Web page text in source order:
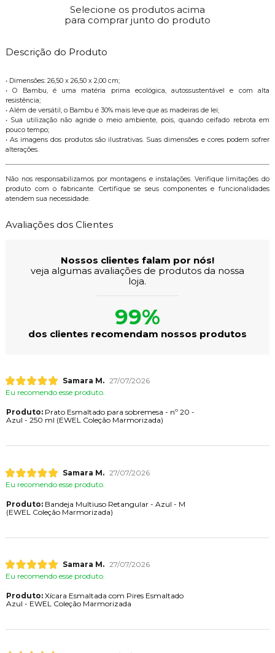
Selecione os produtos acima
para comprar junto do produto
Descrição do Produto
• Dimensões: 26,50 x 26,50 x 2,00 cm;
• O Bambu, é uma matéria prima ecológica, autossustentável e com alta
resistência;
• Além de versátil, o Bambu é 30% mais leve que as madeiras de lei;
• Sua utilização não agride o meio ambiente, pois, quando ceifado rebrota em
pouco tempo;
• As imagens dos produtos são ilustrativas. Suas dimensões e cores podem sofrer
alterações.
Não nos responsabilizamos por montagens e instalações. Verifique limitações do
produto com o fabricante. Certifique se seus componentes e funcionalidades
atendem sua necessidade.
Avaliações dos Clientes
Nossos clientes falam por nós!
veja algumas avaliações de produtos da nossa
loja.
99%
dos clientes recomendam nossos produtos
Samara M. 27/07/2026
Eu recomendo esse produto.
Produto:Prato Esmaltado para sobremesa - nº 20 -
Azul - 250 ml (EWEL Coleção Marmorizada)
Samara M. 27/07/2026
Eu recomendo esse produto.
Produto:Bandeja Multiuso Retangular - Azul - M
(EWEL Coleção Marmorizada)
Samara M. 27/07/2026
Eu recomendo esse produto.
Produto:Xícara Esmaltada com Pires Esmaltado
Azul - EWEL Coleção Marmorizada